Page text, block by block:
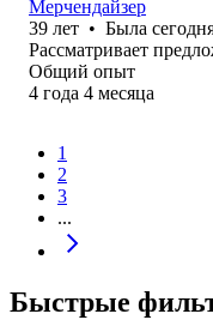
Мерчендайзер
39 лет • Была
Рассматривает
Общий опыт
4 года 4 месяца
1
2
3
...
Быстрые